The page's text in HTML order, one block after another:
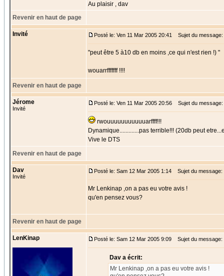
Au plaisir , dav
Revenir en haut de page
Invité Posté le: Ven 11 Mar 2005 20:41 Sujet du message:
"peut être 5 à10 db en moins ,ce qui n'est rien !) "
wouarrfffffff !!!!
Revenir en haut de page
Jérome
Invité
Posté le: Ven 11 Mar 2005 20:56 Sujet du message:
rwouuuuuuuuuuuarffff!!!
Dynamique.............pas terrible!!! (20db peut
Vive le DTS
Revenir en haut de page
Dav
Invité
Posté le: Sam 12 Mar 2005 1:14 Sujet du message:
Mr Lenkinap ,on a pas eu votre avis !
qu'en pensez vous?
Revenir en haut de page
LenKinap Posté le: Sam 12 Mar 2005 9:09 Sujet du message:
Dav a écrit:
Mr Lenkinap ,on a pas eu votre avis !